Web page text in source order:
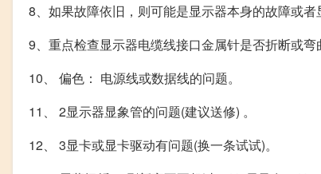
8、如果故障依旧，则可能是显示器本身的故障或者
9、重点检查显示器电缆线接口金属针是否折断或
10、 偏色： 电源线或数据线的问题。
11、 2显示器显象管的问题(建议送修) 。
12、 3显卡或显卡驱动有问题(换一条试试)。